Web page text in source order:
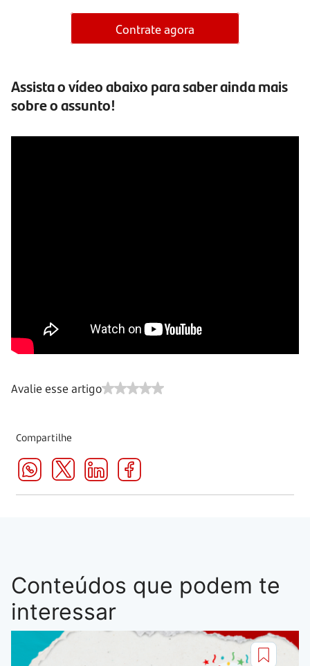
Contrate agora
Assista o vídeo abaixo para saber ainda mais
sobre o assunto!
Avalie esse artigo
Compartilhe
Conteúdos que podem te
interessar